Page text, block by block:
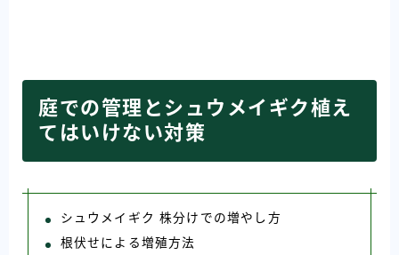
庭での管理とシュウメイギク植え
てはいけない対策
シュウメイギク 株分けでの増やし方
根伏せによる増殖方法